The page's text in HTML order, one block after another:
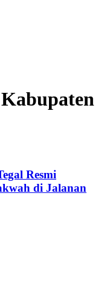
Resmi
di Jalanan